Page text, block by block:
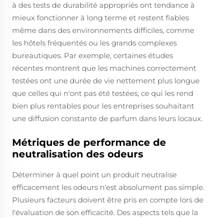
à des tests de durabilité appropriés ont tendance à
mieux fonctionner à long terme et restent fiables
même dans des environnements difficiles, comme
les hôtels fréquentés ou les grands complexes
bureautiques. Par exemple, certaines études
récentes montrent que les machines correctement
testées ont une durée de vie nettement plus longue
que celles qui n'ont pas été testées, ce qui les rend
bien plus rentables pour les entreprises souhaitant
une diffusion constante de parfum dans leurs locaux.
Métriques de performance de
neutralisation des odeurs
Déterminer à quel point un produit neutralise
efficacement les odeurs n'est absolument pas simple.
Plusieurs facteurs doivent être pris en compte lors de
l'évaluation de son efficacité. Des aspects tels que la